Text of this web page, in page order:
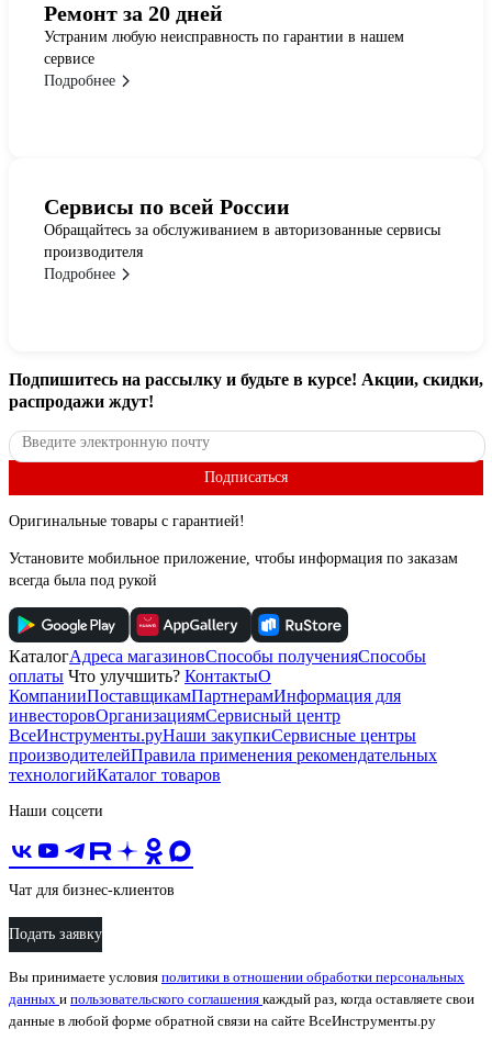
Ремонт за 20 дней
Устраним любую неисправность по гарантии в нашем
сервисе
Подробнее
Сервисы по всей России
Обращайтесь за обслуживанием в авторизованные сервисы
производителя
Подробнее
Подпишитесь на рассылку и будьте в курсе! Акции, скидки,
распродажи ждут!
Подписаться
Оригинальные товары с гарантией!
Установите мобильное приложение, чтобы информация по заказам
всегда была под рукой
КаталогАдреса магазиновСпособы полученияСпособы
оплаты Что улучшить? КонтактыО
КомпанииПоставщикамПартнерамИнформация для
инвесторовОрганизациямСервисный центр
ВсеИнструменты.руНаши закупкиСервисные центры
производителейПравила применения рекомендательных
технологийКаталог товаров
Наши соцсети
Чат для бизнес-клиентов
Подать заявку
Вы принимаете условия политики в отношении обработки персональных
данных и пользовательского соглашения каждый раз, когда оставляете свои
данные в любой форме обратной связи на сайте ВсеИнструменты.ру